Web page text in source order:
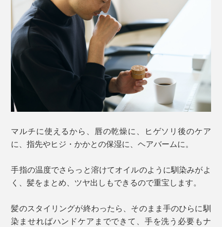
マルチに使えるから、唇の乾燥に、ヒゲソリ後のケア
に、指先やヒジ・かかとの保湿に、ヘアバームに。
手指の温度でさらっと溶けてオイルのように馴染みがよ
く、髪をまとめ、ツヤ出しもできるので重宝します。
髪のスタイリングが終わったら、そのまま手のひらに馴
染ませればハンドケアまでできて、手を洗う必要もナ